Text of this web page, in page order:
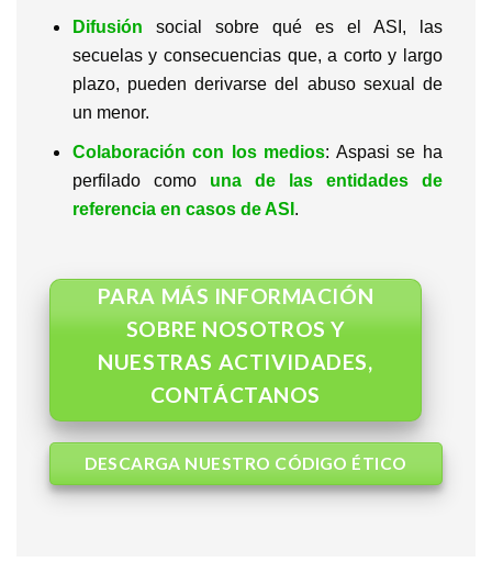
Difusión social sobre qué es el ASI, las
secuelas y consecuencias que, a corto y largo
plazo, pueden derivarse del abuso sexual de
un menor.
Colaboración con los medios: Aspasi se ha
perfilado como una de las entidades de
referencia en casos de ASI .
PARA MÁS INFORMACIÓN
SOBRE NOSOTROS Y
NUESTRAS ACTIVIDADES,
CONTÁCTANOS
DESCARGA NUESTRO CÓDIGO ÉTICO